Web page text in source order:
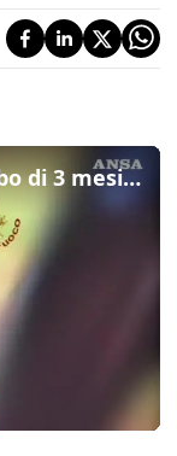
Maltempo nel Bolognese, bimbo di 3 mesi evacuato in elicottero